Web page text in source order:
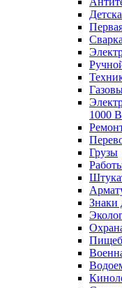
Сварка
1000 В
Грузы
Знаки